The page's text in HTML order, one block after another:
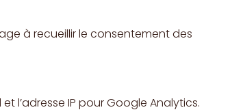
à recueillir le consentement des
l’adresse IP pour Google Analytics.